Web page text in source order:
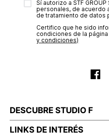
No planchar con vapor
estado de tu compra puedes
Mis Pedidos” en nuestra
Sí autorizo a STF
personales, de acuerdo
de tratamiento de datos
Certifico que he sido
condiciones de la
y condiciones)
DESCUBRE STUDIO F
LINKS DE INTERÉS